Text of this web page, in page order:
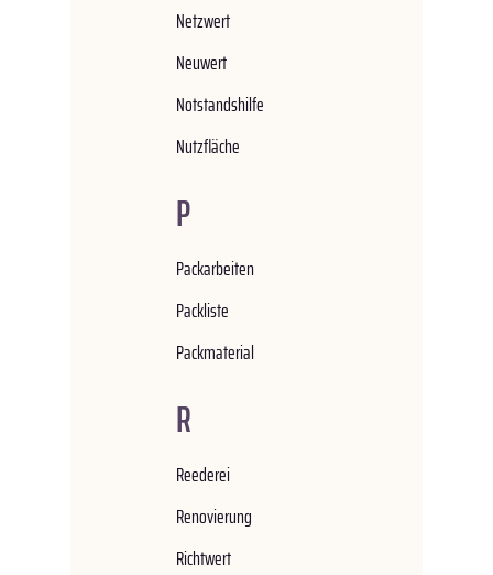
Netzwert
Neuwert
Notstandshilfe
Nutzfläche
P
Packarbeiten
Packliste
Packmaterial
R
Reederei
Renovierung
Richtwert